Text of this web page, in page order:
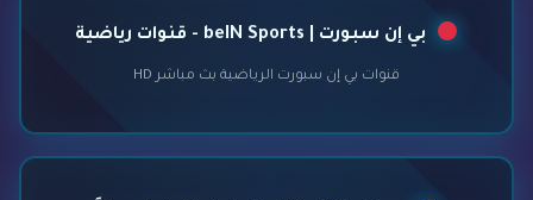
بي إن سبورت | beIN Sports - قنوات رياضية
قنوات بي إن سبورت الرياضية بث مباشر HD